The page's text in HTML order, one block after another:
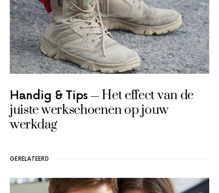
Handig & Tips
Het effect van de
juiste werkschoenen op jouw
werkdag
GERELATEERD